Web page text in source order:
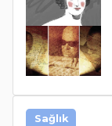
Sağlık